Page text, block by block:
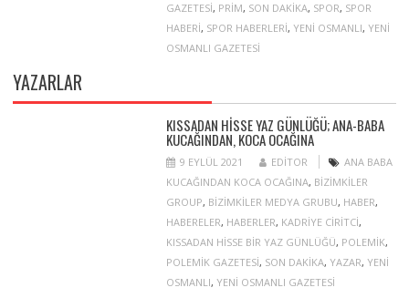
GAZETESI, PRIM, SON DAKIKA, SPOR, SPOR
HABERI, SPOR HABERLERI, YENI OSMANLI, YENI
OSMANLI GAZETESI
YAZARLAR
KISSADAN HISSE YAZ GÜNLÜĞÜ; ANA-BABA
KUCAĞINDAN, KOCA OCAĞINA
9 EYLÜL 2021 EDITOR
ANA BABA
KUCAĞINDAN KOCA OCAĞINA, BIZIMKILER
GROUP, BIZIMKILER MEDYA GRUBU, HABER,
HABERELER, HABERLER, KADRIYE CIRITCI,
KISSADAN HISSE BIR YAZ GÜNLÜĞÜ, POLEMIK,
POLEMIK GAZETESI, SON DAKIKA, YAZAR, YENI
OSMANLI, YENI OSMANLI GAZETESI